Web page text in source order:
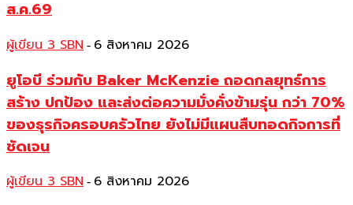
ส.ค.69
ผู้เขียน 3 SBN - 6 สิงหาคม 2026
ยูโอบี ร่วมกับ Baker McKenzie ถอดกลยุทธ์การ
สร้าง ปกป้อง และส่งต่อความมั่งคั่งข้ามรุ่น กว่า 70%
ของธุรกิจครอบครัวไทย ยังไม่มีแผนสืบทอดกิจการที่
ชัดเจน
ผู้เขียน 3 SBN - 6 สิงหาคม 2026